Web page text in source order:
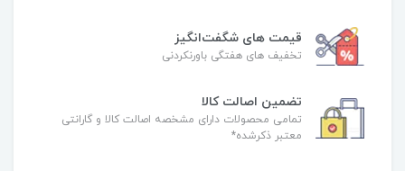
قیمت های شگفت‌انگیز
تخفیف های هفتگی باورنکردنی
تضمین اصالت کالا
تمامی محصولات دارای مشخصه اصالت کالا و گارانتی
معتبر ذکرشده*